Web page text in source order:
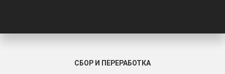
СБОР И ПЕРЕРАБОТКА